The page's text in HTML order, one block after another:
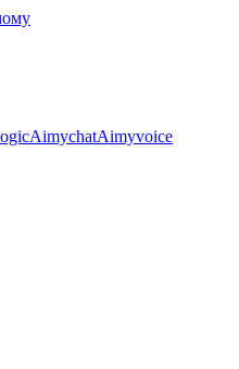
AimychatAimyvoice